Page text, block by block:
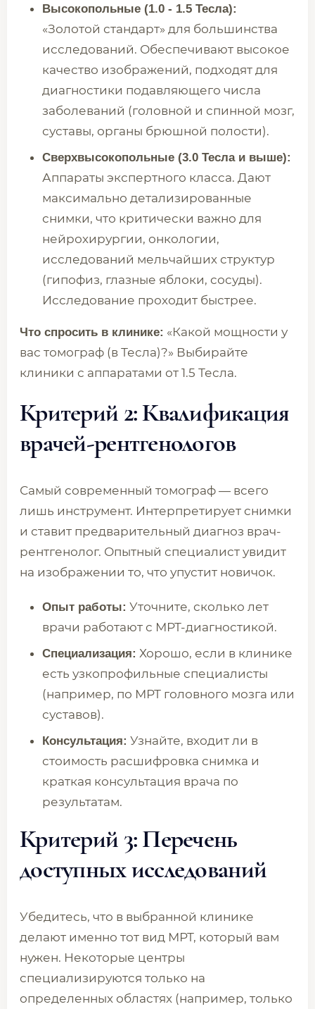
Высокопольные (1.0 - 1.5 Тесла):
«Золотой стандарт» для большинства
исследований. Обеспечивают высокое
качество изображений, подходят для
диагностики подавляющего числа
заболеваний (головной и спинной мозг,
суставы, органы брюшной полости).
Сверхвысокопольные (3.0 Тесла и выше):
Аппараты экспертного класса. Дают
максимально детализированные
снимки, что критически важно для
нейрохирургии, онкологии,
исследований мельчайших структур
(гипофиз, глазные яблоки, сосуды).
Исследование проходит быстрее.
Что спросить в клинике: «Какой мощности у
вас томограф (в Тесла)?» Выбирайте
клиники с аппаратами от 1.5 Тесла.
Критерий 2: Квалификация
врачей-рентгенологов
Самый современный томограф — всего
лишь инструмент. Интерпретирует снимки
и ставит предварительный диагноз врач-
рентгенолог. Опытный специалист увидит
на изображении то, что упустит новичок.
Опыт работы: Уточните, сколько лет
врачи работают с МРТ-диагностикой.
Специализация: Хорошо, если в клинике
есть узкопрофильные специалисты
(например, по МРТ головного мозга или
суставов).
Консультация: Узнайте, входит ли в
стоимость расшифровка снимка и
краткая консультация врача по
результатам.
Критерий 3: Перечень
доступных исследований
Убедитесь, что в выбранной клинике
делают именно тот вид МРТ, который вам
нужен. Некоторые центры
специализируются только на
определенных областях (например, только